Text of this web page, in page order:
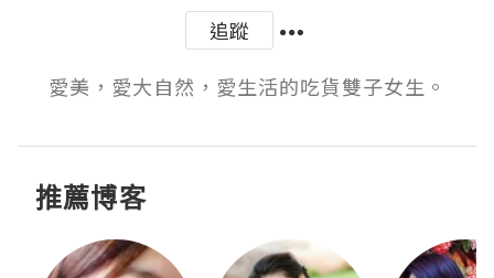
追蹤
愛美，愛大自然，愛生活的吃貨雙子女生。
推薦博客